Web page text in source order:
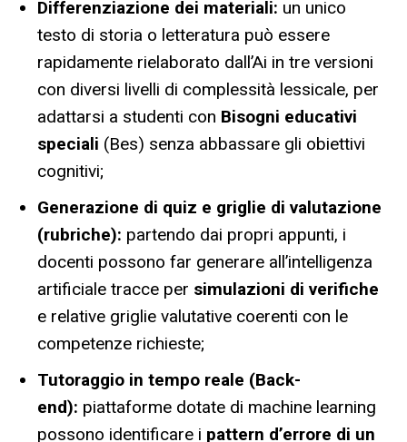
Differenziazione dei materiali: un unico
testo di storia o letteratura può essere
rapidamente rielaborato dall’Ai in tre versioni
con diversi livelli di complessità lessicale, per
adattarsi a studenti con Bisogni educativi
speciali (Bes) senza abbassare gli obiettivi
cognitivi;
Generazione di quiz e griglie di valutazione
(rubriche): partendo dai propri appunti, i
docenti possono far generare all’intelligenza
artificiale tracce per simulazioni di verifiche
e relative griglie valutative coerenti con le
competenze richieste;
Tutoraggio in tempo reale (Back-
end): piattaforme dotate di machine learning
possono identificare i pattern d’errore di un